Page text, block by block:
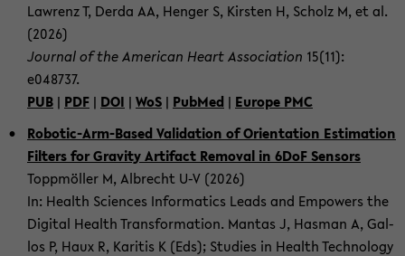
Law­renz T, Derda AA, Hen­ger S, Kirs­ten H, Scholz M, et al.
(2026)
Jour­nal of the Ame­ri­can Heart As­so­cia­ti­on 15(11):
e048737.
PUB | PDF | DOI | WoS | Pub­Med | Eu­ro­pe PMC
Robotic-​Arm-Based Va­li­da­ti­on of Ori­en­ta­ti­on Esti­ma­ti­on
Fil­ters for Gra­vi­ty Ar­ti­fact Re­mo­val in 6DoF Sen­sors
Topp­möl­ler M, Al­brecht U-V (2026)
In: Health Sci­en­ces In­for­ma­tics Leads and Em­powers the
Di­gi­tal Health Trans­for­ma­ti­on. Man­tas J, Has­man A, Gal­
los P, Haux R, Ka­ri­tis K (Eds); Stu­dies in Health Tech­no­lo­gy